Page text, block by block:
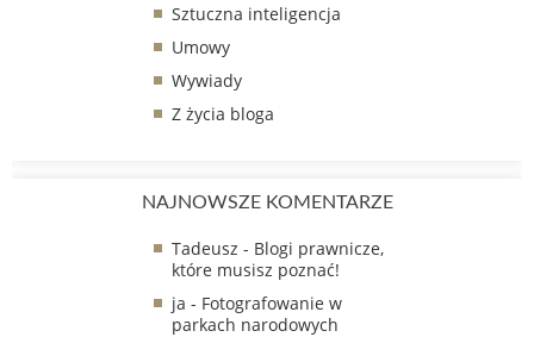
Sztuczna inteligencja
Umowy
Wywiady
Z życia bloga
NAJNOWSZE KOMENTARZE
Tadeusz - Blogi prawnicze,
które musisz poznać!
ja - Fotografowanie w
parkach narodowych